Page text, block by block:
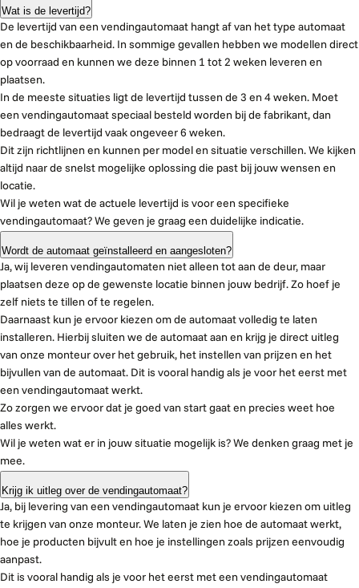
Wat is de levertijd?
De levertijd van een vendingautomaat hangt af van het type automaat
en de beschikbaarheid. In sommige gevallen hebben we modellen direct
op voorraad en kunnen we deze binnen 1 tot 2 weken leveren en
plaatsen.
In de meeste situaties ligt de levertijd tussen de 3 en 4 weken. Moet
een vendingautomaat speciaal besteld worden bij de fabrikant, dan
bedraagt de levertijd vaak ongeveer 6 weken.
Dit zijn richtlijnen en kunnen per model en situatie verschillen. We kijken
altijd naar de snelst mogelijke oplossing die past bij jouw wensen en
locatie.
Wil je weten wat de actuele levertijd is voor een specifieke
vendingautomaat? We geven je graag een duidelijke indicatie.
Wordt de automaat geïnstalleerd en aangesloten?
Ja, wij leveren vendingautomaten niet alleen tot aan de deur, maar
plaatsen deze op de gewenste locatie binnen jouw bedrijf. Zo hoef je
zelf niets te tillen of te regelen.
Daarnaast kun je ervoor kiezen om de automaat volledig te laten
installeren. Hierbij sluiten we de automaat aan en krijg je direct uitleg
van onze monteur over het gebruik, het instellen van prijzen en het
bijvullen van de automaat. Dit is vooral handig als je voor het eerst met
een vendingautomaat werkt.
Zo zorgen we ervoor dat je goed van start gaat en precies weet hoe
alles werkt.
Wil je weten wat er in jouw situatie mogelijk is? We denken graag met je
mee.
Krijg ik uitleg over de vendingautomaat?
Ja, bij levering van een vendingautomaat kun je ervoor kiezen om uitleg
te krijgen van onze monteur. We laten je zien hoe de automaat werkt,
hoe je producten bijvult en hoe je instellingen zoals prijzen eenvoudig
aanpast.
Dit is vooral handig als je voor het eerst met een vendingautomaat